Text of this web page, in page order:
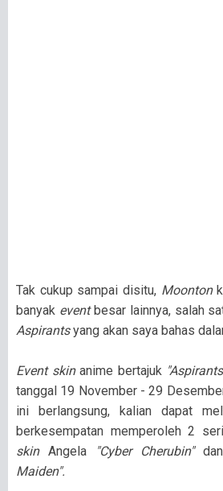
Tak cukup sampai disitu, Moonton
banyak eventbesar lainnya, salah
Aspirantsyang akan saya bahas
Event skinanime bertajuk
tanggal 19 November - 29
ini berlangsung, kalian dapat
berkesempatan memperoleh 2 seri
skin Angela "Cyber Cherubin"
Maiden".